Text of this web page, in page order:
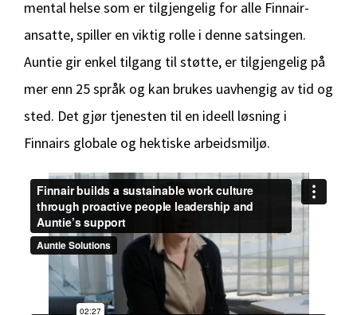
mental helse som er tilgjengelig for alle Finnair-
ansatte, spiller en viktig rolle i denne satsingen.
Auntie gir enkel tilgang til støtte, er tilgjengelig på
mer enn 25 språk og kan brukes uavhengig av tid og
sted. Det gjør tjenesten til en ideell løsning i
Finnairs globale og hektiske arbeidsmiljø.